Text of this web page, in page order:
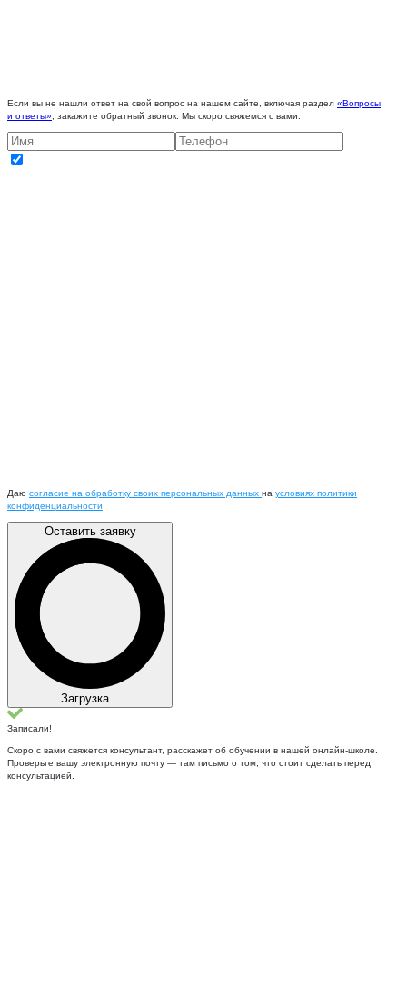
Если вы не нашли ответ на свой вопрос на нашем сайте, включая раздел «Вопросы
и ответы» , закажите обратный звонок. Мы скоро свяжемся с вами.
Даю согласие на обработку своих персональных данных на условиях политики
конфиденциальности
Оставить заявку
Загрузка...
Записали!
Скоро с вами свяжется консультант, расскажет об обучении в нашей онлайн-школе.
Проверьте вашу электронную почту — там письмо о том, что стоит сделать перед
консультацией.